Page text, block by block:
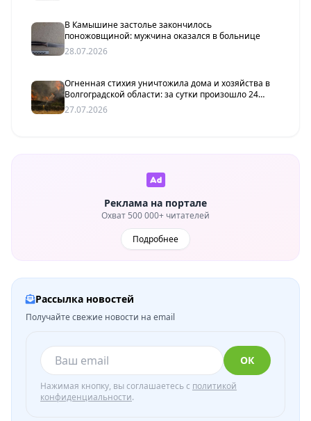
В Камышине застолье закончилось
поножовщиной: мужчина оказался в больнице
28.07.2026
Огненная стихия уничтожила дома и хозяйства в
Волгоградской области: за сутки произошло 24
пожара
27.07.2026
Реклама на портале
Охват 500 000+ читателей
Подробнее
Рассылка новостей
Получайте свежие новости на email
ОК
Нажимая кнопку, вы соглашаетесь с политикой
конфиденциальности.